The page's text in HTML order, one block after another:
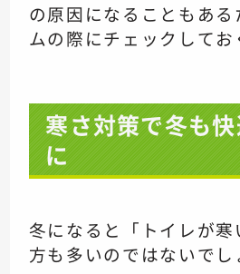
の原因になることもあ
ムの際にチェックしてお
寒さ対策で冬も
に
冬になると「トイレが
方も多いのではないでし